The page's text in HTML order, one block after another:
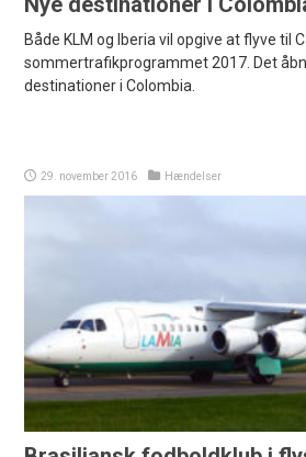
Både KLM og Iberia vil opgive at flyve til
sommertrafikprogrammet 2017. Det
destinationer i Colombia.
29. november 2016 Hændelser